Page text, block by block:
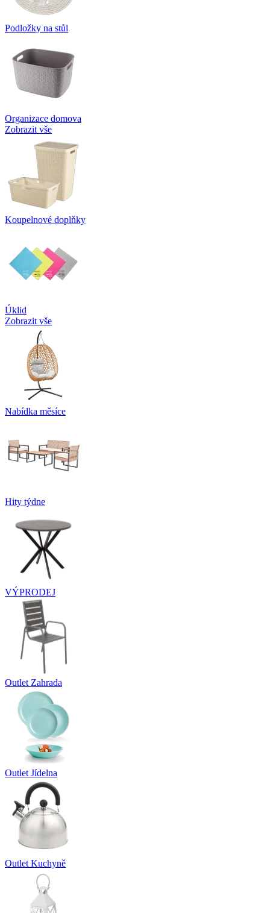
Podložky na stůl
Organizace domova
Zobrazit vše
Koupelnové doplňky
Úklid
Zobrazit vše
Nabídka měsíce
Hity týdne
VÝPRODEJ
Outlet Zahrada
Outlet Jídelna
Outlet Kuchyně